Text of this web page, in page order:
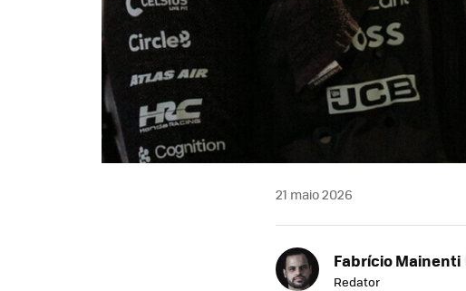
21 maio 2026
Fabrício Mainenti
Redator